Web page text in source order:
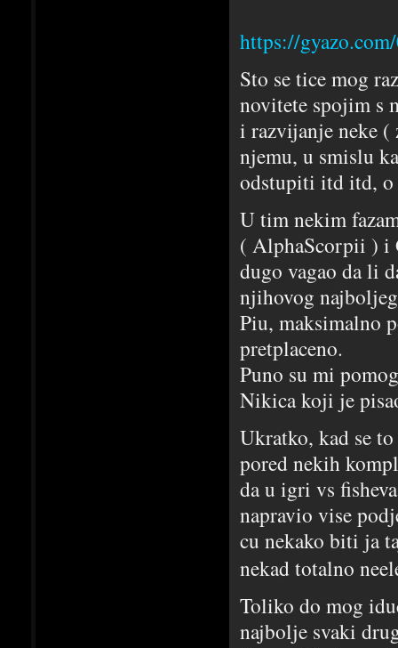
https://
Sto se tice mog
novitete spojim s
i razvijanje neke (
njemu, u smislu
odstupiti itd itd, o
U tim nekim
( AlphaScorpii ) i
dugo vagao da li
njihovog
Piu, maksimalno
pretplaceno.
Puno su mi
Nikica koji je
Ukratko, kad se
pored nekih
da u igri vs
napravio vise
cu nekako biti ja
nekad totalno
Toliko do mog
najbolje svaki